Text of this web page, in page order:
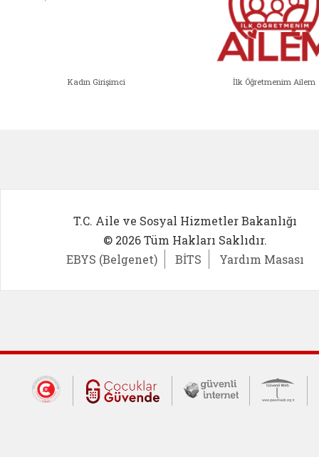
Kadın Girişimci İlk Öğretmenim Ailem
T.C. Aile ve Sosyal Hizmetler Bakanlığı
© 2026 Tüm Hakları Saklıdır.
EBYS (Belgenet)
BİTS Yardım Masası
Dış Bağlantılar
Cumhurbaşkanlığı İletişim Merkezi
Çocuklar Güvende (yeni
Güvenli